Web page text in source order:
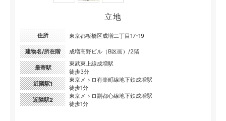
立地
住所 東京都板橋区成増二丁目17-19
建物名/所在階 成増高野ビル（B区画）/2階
最寄駅
東武東上線成増駅
徒歩3分
近隣駅1
東京メトロ有楽町線地下鉄成増駅
徒歩1分
近隣駅2
東京メトロ副都心線地下鉄成増駅
徒歩1分